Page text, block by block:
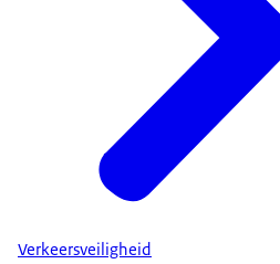
Verkeersveiligheid